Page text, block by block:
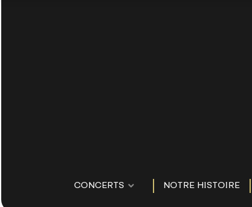
CONCERTS NOTRE HISTOIRE